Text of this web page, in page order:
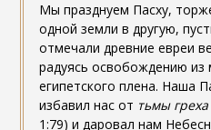
Мы празднуем Пасху,
одной земли в другую,
отмечали древние евреи
радуясь освобождению из
египетского плена. Наша
избавил нас от тьмы
1:79) и даровал нам